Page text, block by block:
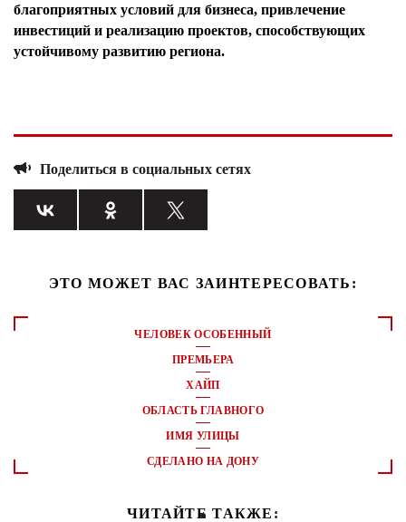
благоприятных условий для бизнеса, привлечение
инвестиций и реализацию проектов, способствующих
устойчивому развитию региона.
Поделиться в социальных сетях
ЭТО МОЖЕТ ВАС ЗАИНТЕРЕСОВАТЬ:
ЧЕЛОВЕК ОСОБЕННЫЙ
ПРЕМЬЕРА
ХАЙП
ОБЛАСТЬ ГЛАВНОГО
ИМЯ УЛИЦЫ
СДЕЛАНО НА ДОНУ
ЧИТАЙТЕ ТАКЖЕ: